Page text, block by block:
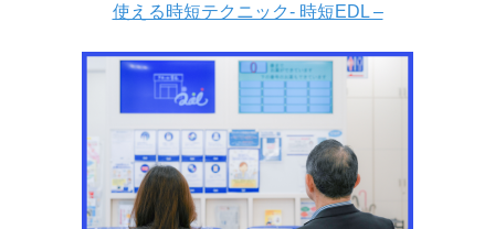
使える時短テクニック- 時短EDL –